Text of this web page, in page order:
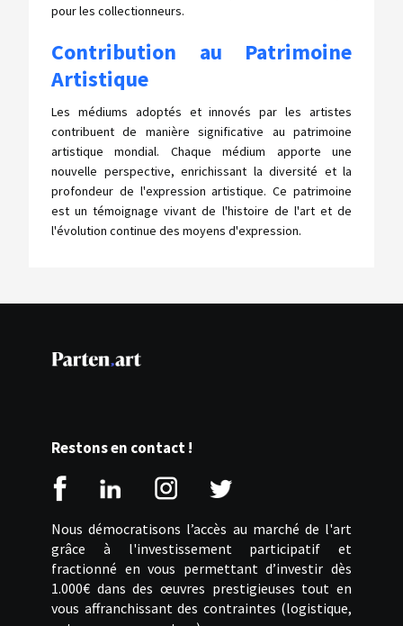
pour les collectionneurs.
Contribution au Patrimoine
Artistique
Les médiums adoptés et innovés par les artistes
contribuent de manière significative au patrimoine
artistique mondial. Chaque médium apporte une
nouvelle perspective, enrichissant la diversité et la
profondeur de l'expression artistique. Ce patrimoine
est un témoignage vivant de l'histoire de l'art et de
l'évolution continue des moyens d'expression.
Restons en contact !
Nous démocratisons l’accès au marché de l'art
grâce à l'investissement participatif et
fractionné en vous permettant d’investir dès
1.000€ dans des œuvres prestigieuses tout en
vous affranchissant des contraintes (logistique,